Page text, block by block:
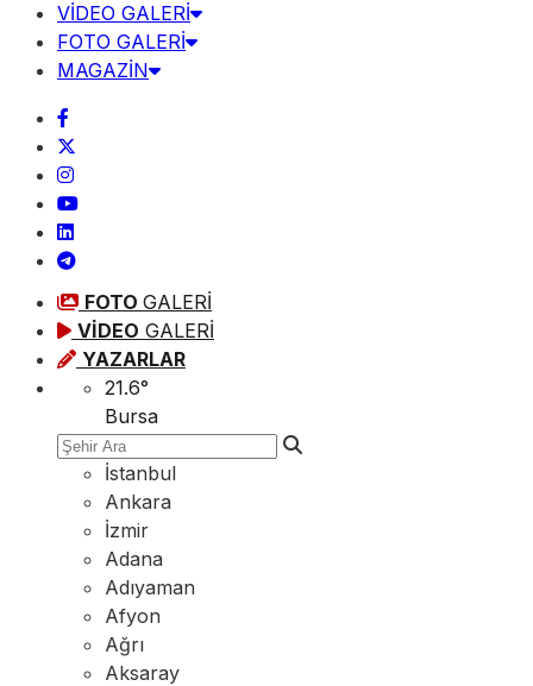
VİDEO GALERİ
FOTO GALERİ
MAGAZİN
FOTO GALERİ
VİDEO GALERİ
YAZARLAR
21.6°
Bursa
İstanbul
Ankara
İzmir
Adana
Adıyaman
Afyon
Ağrı
Aksaray